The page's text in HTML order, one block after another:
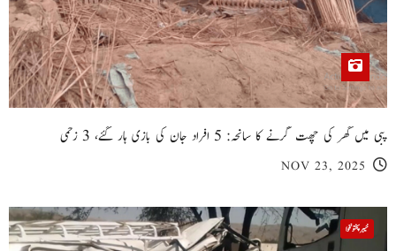
پبی میں گھر کی چھت گرنے کا سانحہ: 5 افراد جان کی بازی ہار گئے، 3 زخمی
NOV 23, 2025
خیبر پختونخوا